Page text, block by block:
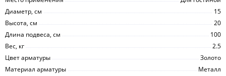
Диаметр, см
15
Высота, см
20
Длина подвеса, см
100
Вес, кг
2.5
Цвет арматуры
Золото
Материал арматуры
Металл